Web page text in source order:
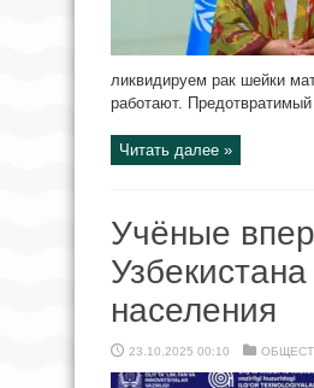
ликвидируем рак шейки
работают. Предотвратимый
Читать далее »
Учёные
населения
23.10.2025 00:10